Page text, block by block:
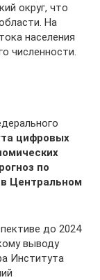
округ, что
На
населения
численности.
цифровых
по
Центральном
до 2024
выводу
Института